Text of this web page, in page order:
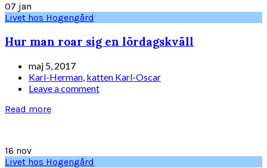
07 jan
Livet hos Hogengård
Hur man roar sig en lördagskväll
maj 5, 2017
Karl-Herman katten Karl-Oscar
Leave a comment
Read more
16 nov
Livet hos Hogengård